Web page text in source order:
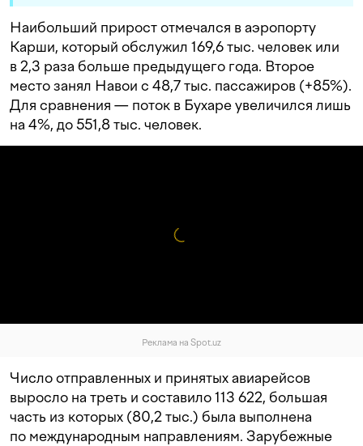
Наибольший прирост отмечался в аэропорту
Карши, который обслужил 169,6 тыс. человек или
в 2,3 раза больше предыдущего года. Второе
место занял Навои с 48,7 тыс. пассажиров (+85%).
Для сравнения — поток в Бухаре увеличился лишь
на 4%, до 551,8 тыс. человек.
Реклама на Spot.uz
Число отправленных и принятых авиарейсов
выросло на треть и составило 113 622, большая
часть из которых (80,2 тыс.) была выполнена
по международным направлениям. Зарубежные